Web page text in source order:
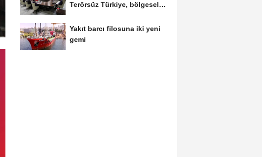
Terörsüz Türkiye, bölgesel
Yakıt barcı filosuna iki yeni
gemi